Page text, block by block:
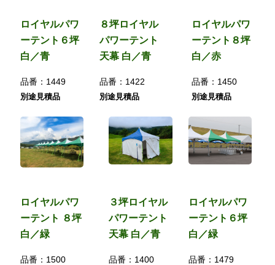
ロイヤルパワ
ーテント６坪
白／青
品番： 1449
別途見積品
８坪ロイヤル
パワーテント
天幕 白／青
品番： 1422
別途見積品
ロイヤルパワ
ーテント８坪
白／赤
品番： 1450
別途見積品
ロイヤルパワ
ーテント ８坪
白／緑
品番： 1500
３坪ロイヤル
パワーテント
天幕 白／青
品番： 1400
ロイヤルパワ
ーテント６坪
白／緑
品番： 1479